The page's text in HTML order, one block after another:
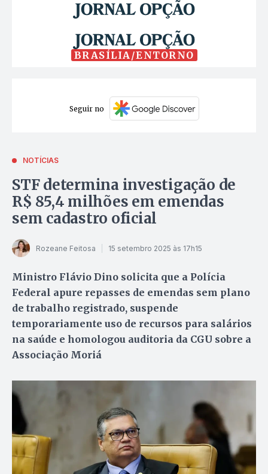
BRASÍLIA/ENTORNO
Seguir no
NOTÍCIAS
STF determina investigação de
R$ 85,4 milhões em emendas
sem cadastro oficial
Rozeane Feitosa 15 setembro 2025 às 17h15
Ministro Flávio Dino solicita que a Polícia
Federal apure repasses de emendas sem plano
de trabalho registrado, suspende
temporariamente uso de recursos para salários
na saúde e homologou auditoria da CGU sobre a
Associação Moriá